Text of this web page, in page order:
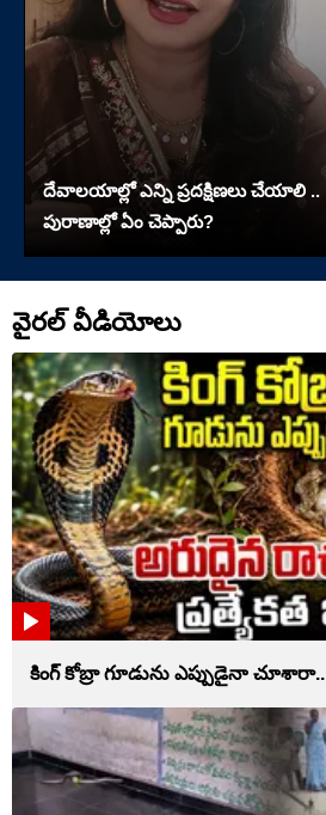
దేవాలయాల్లో ఎన్ని ప్రదక్షిణలు చేయాలి ..
పురాణాల్లో ఏం చెప్పారు?
వైరల్ వీడియోలు
కింగ్ కోబ్రా గూడును ఎప్పుడైనా చూశారా..